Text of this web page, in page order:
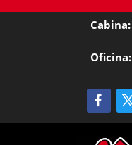
Cabina:
Oficina: